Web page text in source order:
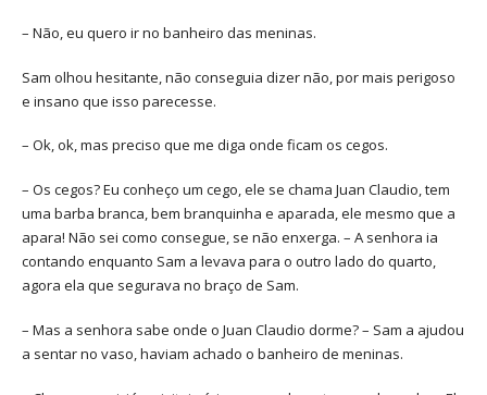
– Não, eu quero ir no banheiro das meninas.
Sam olhou hesitante, não conseguia dizer não, por mais perigoso
e insano que isso parecesse.
– Ok, ok, mas preciso que me diga onde ficam os cegos.
– Os cegos? Eu conheço um cego, ele se chama Juan Claudio, tem
uma barba branca, bem branquinha e aparada, ele mesmo que a
apara! Não sei como consegue, se não enxerga. – A senhora ia
contando enquanto Sam a levava para o outro lado do quarto,
agora ela que segurava no braço de Sam.
– Mas a senhora sabe onde o Juan Claudio dorme? – Sam a ajudou
a sentar no vaso, haviam achado o banheiro de meninas.